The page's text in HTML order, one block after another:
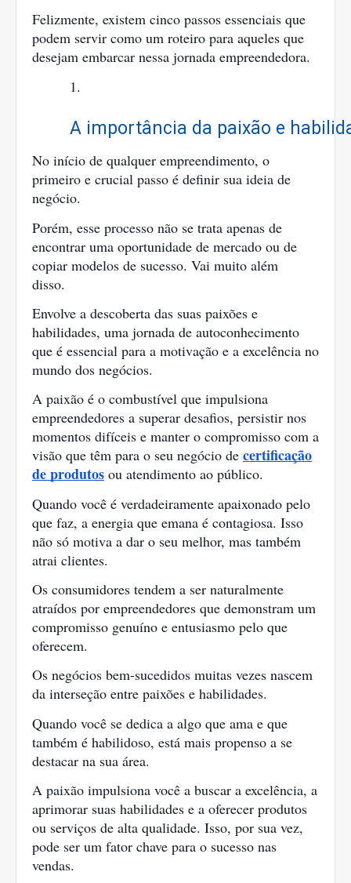
Felizmente, existem cinco passos essenciais que
podem servir como um roteiro para aqueles que
desejam embarcar nessa jornada empreendedora.
A importância da paixão e
No início de qualquer empreendimento, o
primeiro e crucial passo é definir sua ideia de
negócio.
Porém, esse processo não se trata apenas de
encontrar uma oportunidade de mercado ou de
copiar modelos de sucesso. Vai muito além
disso.
Envolve a descoberta das suas paixões e
habilidades, uma jornada de autoconhecimento
que é essencial para a motivação e a excelência no
mundo dos negócios.
A paixão é o combustível que impulsiona
empreendedores a superar desafios, persistir nos
momentos difíceis e manter o compromisso com a
visão que têm para o seu negócio de certificação
de produtos ou atendimento ao público.
Quando você é verdadeiramente apaixonado pelo
que faz, a energia que emana é contagiosa. Isso
não só motiva a dar o seu melhor, mas também
atrai clientes.
Os consumidores tendem a ser naturalmente
atraídos por empreendedores que demonstram um
compromisso genuíno e entusiasmo pelo que
oferecem.
Os negócios bem-sucedidos muitas vezes nascem
da interseção entre paixões e habilidades.
Quando você se dedica a algo que ama e que
também é habilidoso, está mais propenso a se
destacar na sua área.
A paixão impulsiona você a buscar a excelência, a
aprimorar suas habilidades e a oferecer produtos
ou serviços de alta qualidade. Isso, por sua vez,
pode ser um fator chave para o sucesso nas
vendas.